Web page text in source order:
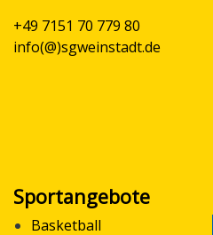
+49 7151 70 779 80
info(@)sgweinstadt.de
Sportangebote
Basketball